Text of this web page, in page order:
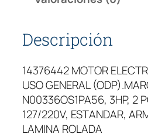
Descripción
14376442 MOTOR
USO GENERAL
N00336OS1PA56, 3HP, 2
127/220V, ESTANDAR,
LAMINA ROLADA